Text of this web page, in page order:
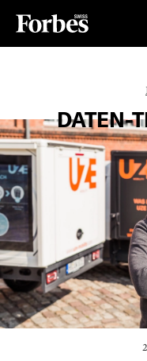
DATEN-